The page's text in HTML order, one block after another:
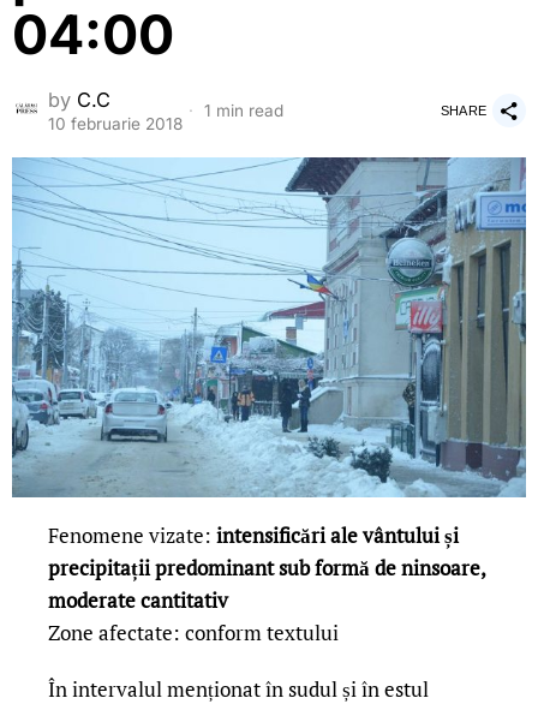
04:00
by C.C
10 februarie 2018
1 min read SHARE
Fenomene vizate: intensificări ale vântului și
precipitații predominant sub formă de ninsoare,
moderate cantitativ
Zone afectate: conform textului
În intervalul menționat în sudul și în estul